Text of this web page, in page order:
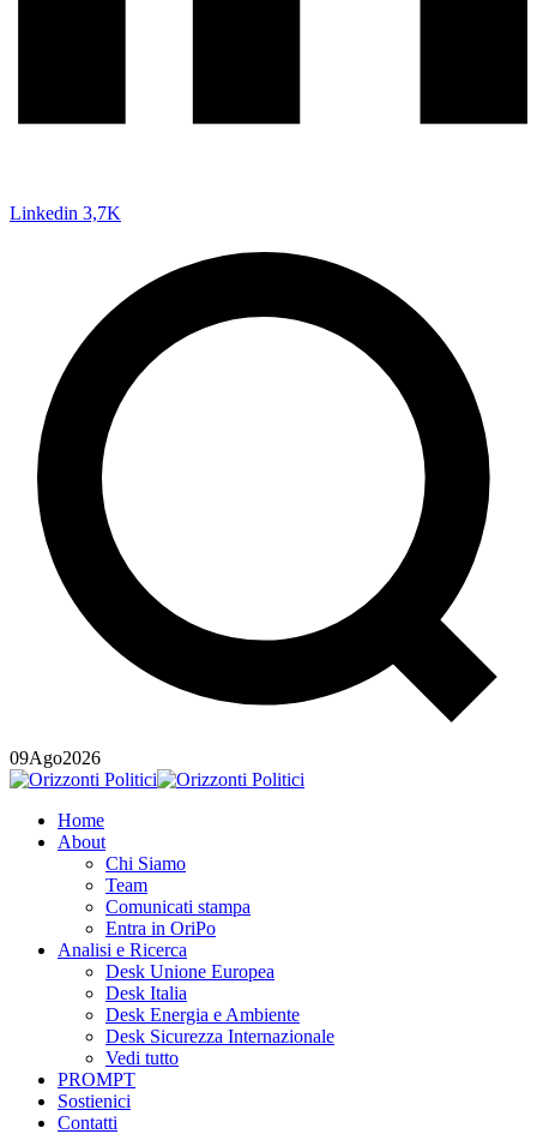
Linkedin 3,7K
09Ago2026
Home
About
Chi Siamo
Team
Comunicati stampa
Entra in OriPo
Analisi e Ricerca
Desk Unione Europea
Desk Italia
Desk Energia e Ambiente
Desk Sicurezza Internazionale
Vedi tutto
PROMPT
Sostienici
Contatti